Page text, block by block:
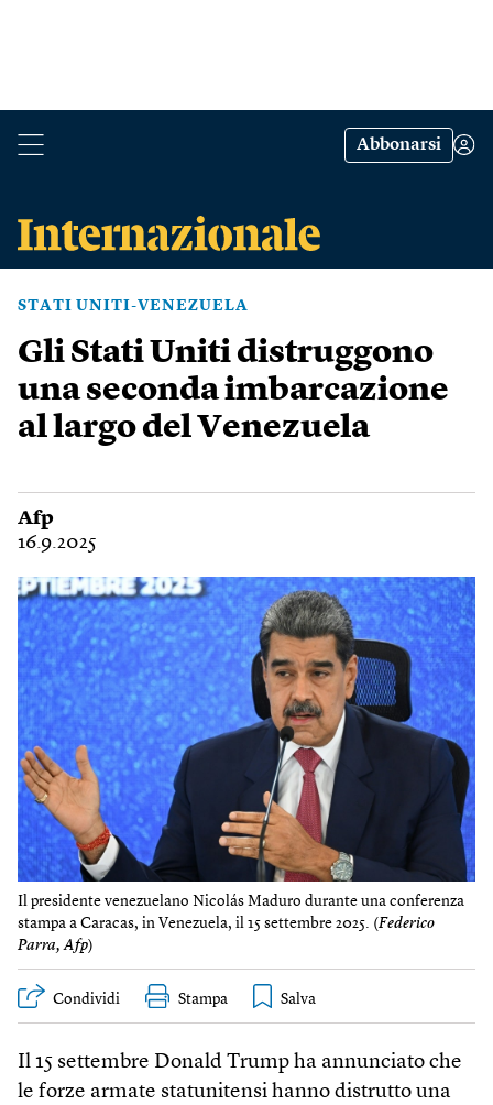
Abbonarsi
STATI UNITI-VENEZUELA
Gli Stati Uniti distruggono
una seconda imbarcazione
al largo del Venezuela
Afp
16.9.2025
Il presidente venezuelano Nicolás Maduro durante una conferenza
stampa a Caracas, in Venezuela, il 15 settembre 2025. (Federico
Parra, Afp)
Condividi Stampa
Il 15 settembre Donald Trump ha annunciato che
le forze armate statunitensi hanno distrutto una